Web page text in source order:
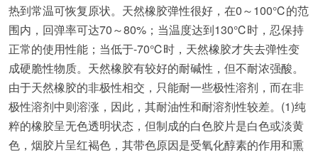
热到常温可恢复原状。天然橡胶弹性很好，在0～100℃的范
围内，回弹率可达70～80%；当温度达到130℃时，忍保持
正常的使用性能；当低于-70℃时，天然橡胶才失去弹性变
成硬脆性物质。天然橡胶有较好的耐碱性，但不耐浓强酸。
由于天然橡胶的非极性相交，只能耐一些极性溶剂，而在非
极性溶剂中则溶涨，因此，其耐油性和耐溶剂性较差。(1)纯
粹的橡胶呈无色透明状态，但制成的白色胶片是白色或淡黄
色，烟胶片呈红褐色，其带色原因是受氧化醇素的作用和熏